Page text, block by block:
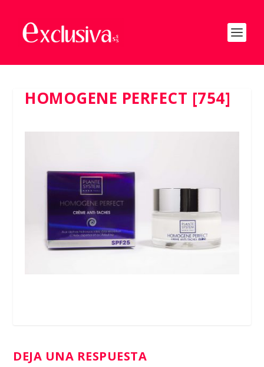
HOMOGENE PERFECT [754]
DEJA UNA RESPUESTA